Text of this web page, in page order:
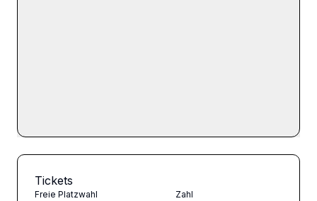
Tickets
Freie Platzwahl Zahl